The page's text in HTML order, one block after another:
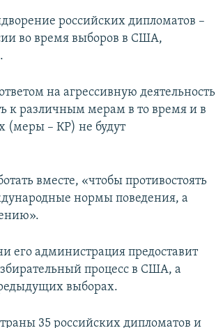
российских дипломатов –
во время выборов в США,
на агрессивную деятельность
к различным мерам в то время и в
(меры – КР) не будут
вместе, «чтобы противостоять
нормы поведения, а
его администрация предоставит
процесс в США, а
выборах.
35 российских дипломатов и